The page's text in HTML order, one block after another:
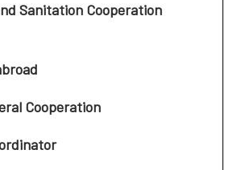
Sanitation Cooperation
Cooperation